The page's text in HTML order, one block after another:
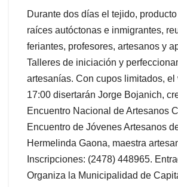
Durante dos días el tejido,
raíces autóctonas e inmigrantes,
feriantes, profesores, artesanos y
Talleres de iniciación y
artesanías. Con cupos limitados, el
17:00 disertarán Jorge Bojanich,
Encuentro Nacional de Artesanos
Encuentro de Jóvenes Artesanos
Hermelinda Gaona, maestra
Inscripciones: (2478) 448965.
Organiza la Municipalidad de